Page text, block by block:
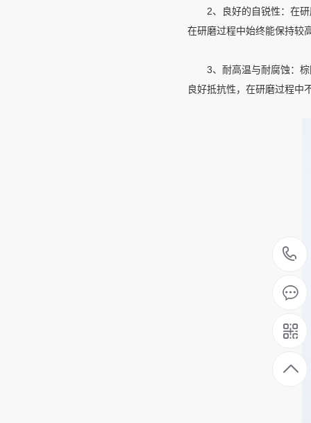
2、良好的自锐性：在研
在研磨过程中始终能保持较
3、耐高温与耐腐蚀：棕
良好抵抗性，在研磨过程中